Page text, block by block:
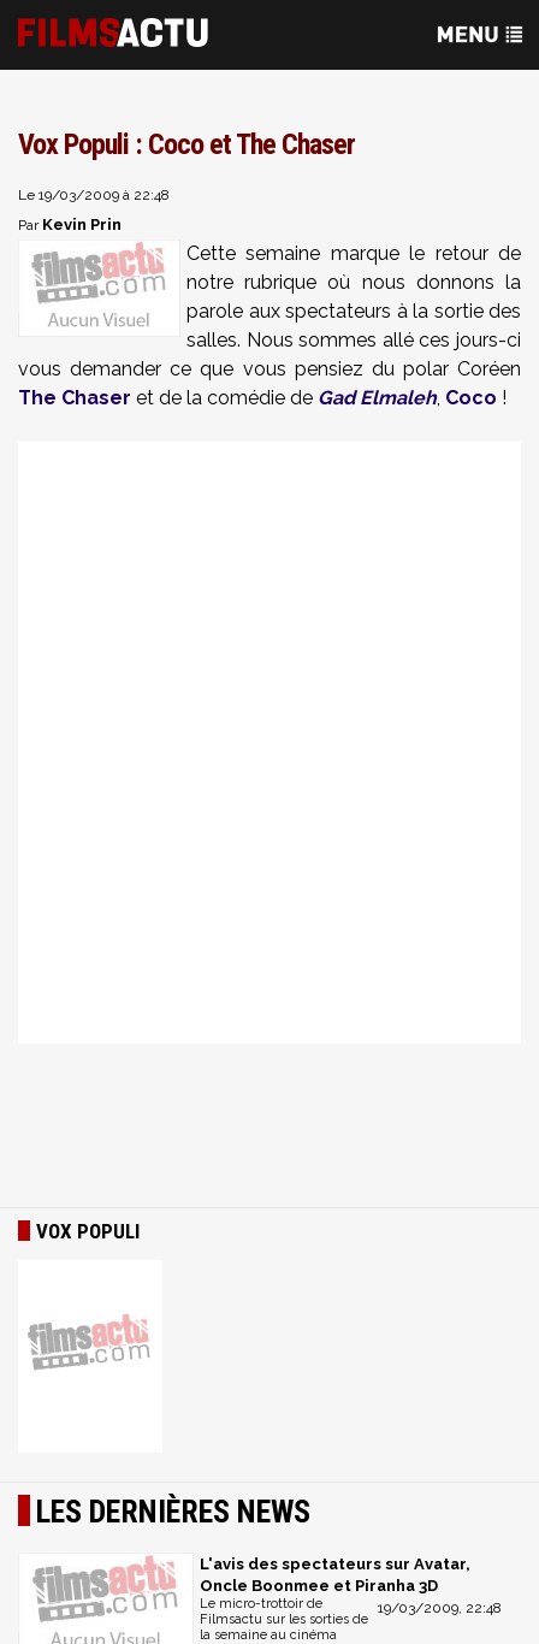
Vox Populi : Coco et The Chaser
Le 19/03/2009 à 22:48
Par Kevin Prin
Cette semaine marque le retour de
notre rubrique où nous donnons la
parole aux spectateurs à la sortie des
salles. Nous sommes allé ces jours-ci
vous demander ce que vous pensiez du polar Coréen
The Chaser et de la comédie de Gad Elmaleh, Coco !
VOX POPULI
LES DERNIÈRES NEWS
L'avis des spectateurs sur Avatar,
Oncle Boonmee et Piranha 3D
19/03/2009, 22:48
Le micro-trottoir de
Filmsactu sur les sorties de
la semaine au cinéma